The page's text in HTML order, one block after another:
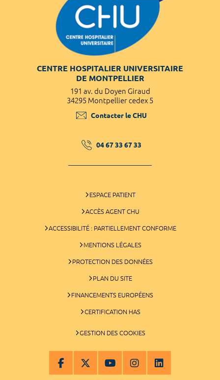
CENTRE HOSPITALIER UNIVERSITAIRE
DE MONTPELLIER
191 av. du Doyen Giraud
34295 Montpellier cedex 5
Contacter le CHU
04 67 33 67 33
ESPACE PATIENT
ACCÈS AGENT CHU
ACCESSIBILITÉ : PARTIELLEMENT CONFORME
MENTIONS LÉGALES
PROTECTION DES DONNÉES
PLAN DU SITE
FINANCEMENTS EUROPÉENS
CERTIFICATION HAS
GESTION DES COOKIES